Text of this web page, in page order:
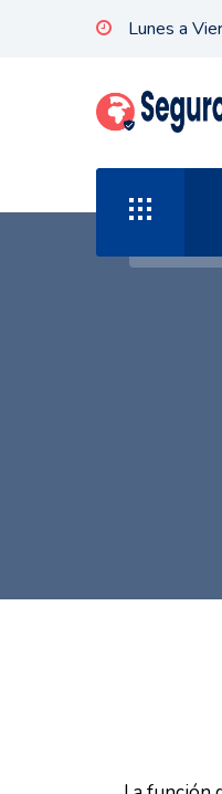
Lunes a